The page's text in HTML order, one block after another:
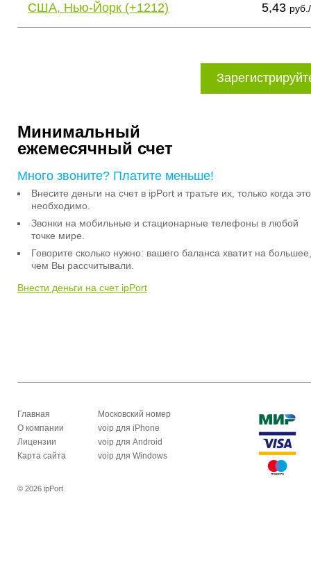
США, Нью-Йорк (+1212) 5,43
Минимальный
ежемесячный счет
Много звоните? Платите меньше!
Внесите деньги на счет в ipPort и тратьте их, только когда это
необходимо.
Звонки на мобильные и стационарные телефоны в любой
точке мире.
Говорите сколько нужно: вашего баланса хватит на большее,
чем Вы рассчитывали.
Внести деньги на счет ipPort
Главная
О компании
Лицензии
Карта сайта
Московский номер
voip для iPhone
voip для Android
voip для Windows
© 2026 ipPort